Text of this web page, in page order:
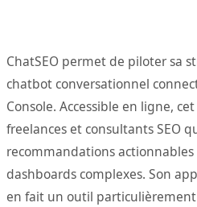
ChatSEO permet de piloter sa
chatbot conversationnel
Console. Accessible en ligne,
freelances et consultants SEO
recommandations
dashboards complexes. Son
en fait un outil